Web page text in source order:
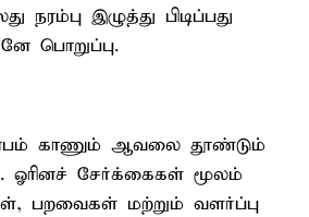
நரம்பு இழுத்து பிடிப்பது
பொறுப்பு.
காணும் ஆவலை தூண்டும்
ஓரினச் சேர்க்கைகள் மூலம்
பறவைகள் மற்றும் வளர்ப்பு